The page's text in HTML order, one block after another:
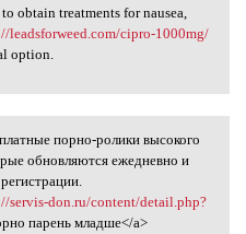
obtain treatments for nausea,
leadsforweed.com/cipro-1000mg/
option.
порно
порно-ролики высокого
обновляются ежедневно и
servis-don.ru/content/detail.php?
парень младше</a>